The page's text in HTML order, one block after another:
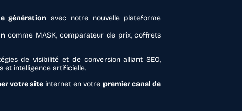
génération avec notre nouvelle plateforme
comme MASK, comparateur de prix, coffrets
de visibilité et de conversion alliant SEO,
et intelligence artificielle.
votre siteinternet en votre premier canal de